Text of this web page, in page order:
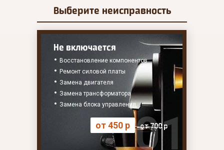
Выберите неисправность
Не включается
Восстановление компонентов
Ремонт силовой платы
Замена двигателя
Замена трансформатора
Замена блока управления
от 450 р от 700 р